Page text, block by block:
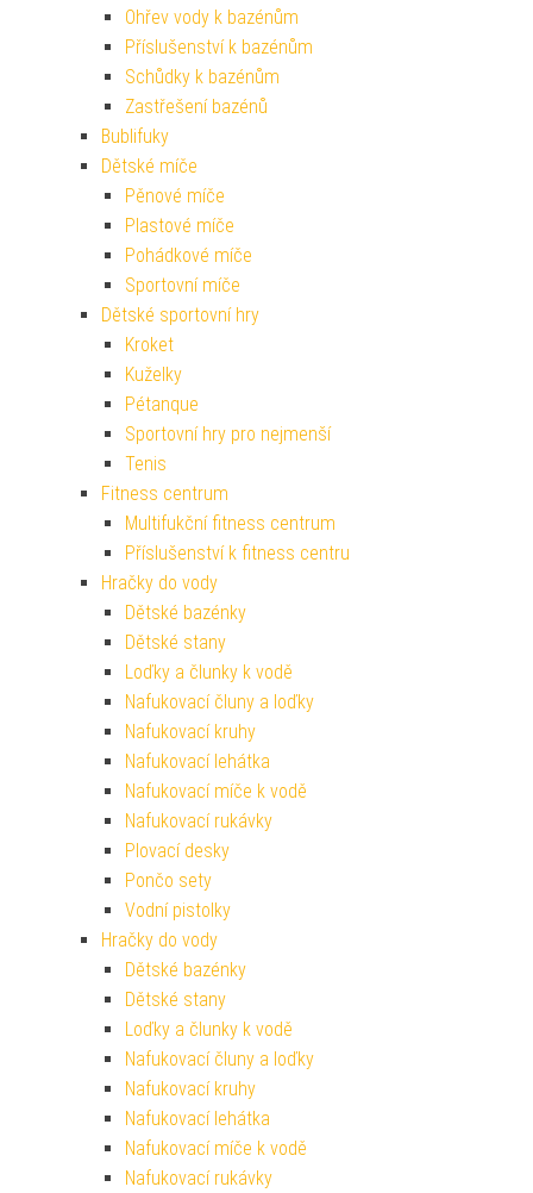
Ohřev vody k bazénům
Příslušenství k bazénům
Schůdky k bazénům
Zastřešení bazénů
Bublifuky
Dětské míče
Pěnové míče
Plastové míče
Pohádkové míče
Sportovní míče
Dětské sportovní hry
Kroket
Kuželky
Pétanque
Sportovní hry pro nejmenší
Tenis
Fitness centrum
Multifukční fitness centrum
Příslušenství k fitness centru
Hračky do vody
Dětské bazénky
Dětské stany
Loďky a člunky k vodě
Nafukovací čluny a loďky
Nafukovací kruhy
Nafukovací lehátka
Nafukovací míče k vodě
Nafukovací rukávky
Plovací desky
Pončo sety
Vodní pistolky
Hračky do vody
Dětské bazénky
Dětské stany
Loďky a člunky k vodě
Nafukovací čluny a loďky
Nafukovací kruhy
Nafukovací lehátka
Nafukovací míče k vodě
Nafukovací rukávky